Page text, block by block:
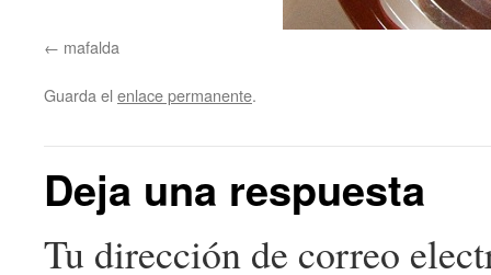
mafalda
Guarda el enlace permanente.
Deja una respuesta
Tu dirección de correo